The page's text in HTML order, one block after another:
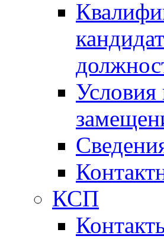
Условия
КСП